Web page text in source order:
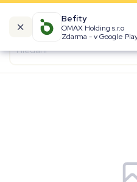
Befity
OMAX Holding s.r.o
Zdarma - v Google
Kalorické tabulky